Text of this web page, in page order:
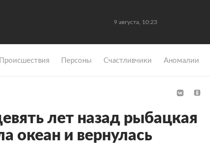
9 августа, 10:23
Происшествия Персоны Счастливчики Аномалии
лет назад рыбацкая
океан и вернулась